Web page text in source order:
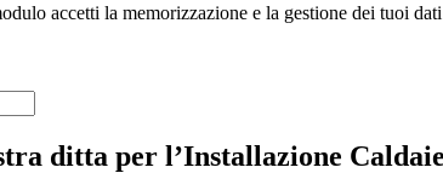
accetti la memorizzazione e la gestione dei tuoi
ditta per l’Installazione